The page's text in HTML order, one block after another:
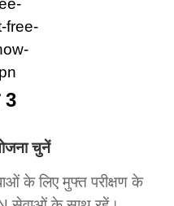
चुनें
के लिए मुफ्त परीक्षण के
3